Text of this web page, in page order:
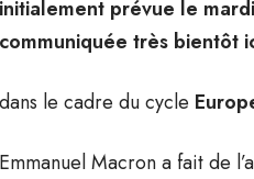
initialement prévue le
communiquée très bientôt
dans le cadre du cycle
Emmanuel Macron a fait de